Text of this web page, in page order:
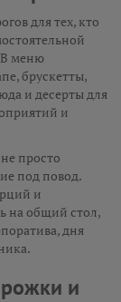
для тех, кто
В меню
брускетты,
и десерты для
и
просто
под повод.
и
на общий стол,
дня
и